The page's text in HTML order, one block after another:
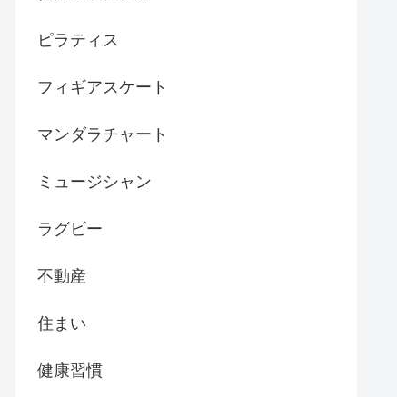
ピラティス
フィギアスケート
マンダラチャート
ミュージシャン
ラグビー
不動産
住まい
健康習慣